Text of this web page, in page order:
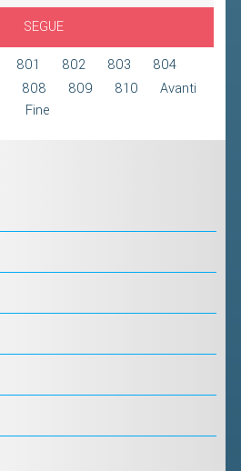
SEGUE
801 802 803
804
808 809 810
Avanti
Fine